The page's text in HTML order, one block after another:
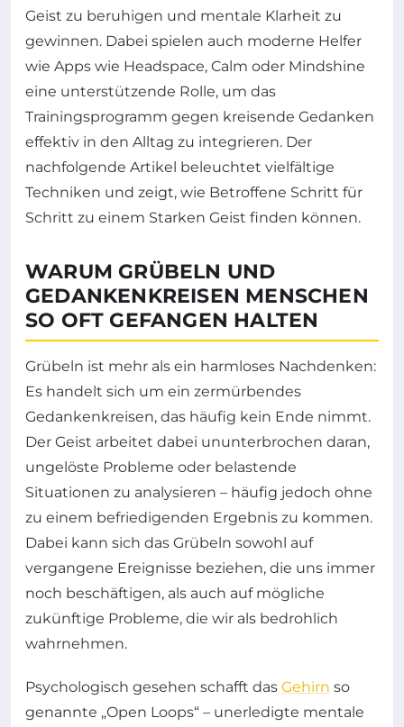
Geist zu beruhigen und mentale Klarheit zu
gewinnen. Dabei spielen auch moderne Helfer
wie Apps wie Headspace, Calm oder Mindshine
eine unterstützende Rolle, um das
Trainingsprogramm gegen kreisende Gedanken
effektiv in den Alltag zu integrieren. Der
nachfolgende Artikel beleuchtet vielfältige
Techniken und zeigt, wie Betroffene Schritt für
Schritt zu einem Starken Geist finden können.
WARUM GRÜBELN UND
GEDANKENKREISEN MENSCHEN
SO OFT GEFANGEN HALTEN
Grübeln ist mehr als ein harmloses Nachdenken:
Es handelt sich um ein zermürbendes
Gedankenkreisen, das häufig kein Ende nimmt.
Der Geist arbeitet dabei ununterbrochen daran,
ungelöste Probleme oder belastende
Situationen zu analysieren – häufig jedoch ohne
zu einem befriedigenden Ergebnis zu kommen.
Dabei kann sich das Grübeln sowohl auf
vergangene Ereignisse beziehen, die uns immer
noch beschäftigen, als auch auf mögliche
zukünftige Probleme, die wir als bedrohlich
wahrnehmen.
Psychologisch gesehen schafft das Gehirn so
genannte „Open Loops“ – unerledigte mentale